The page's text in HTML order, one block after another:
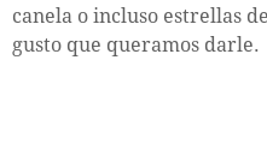
canela o incluso estrellas
gusto que queramos darle.